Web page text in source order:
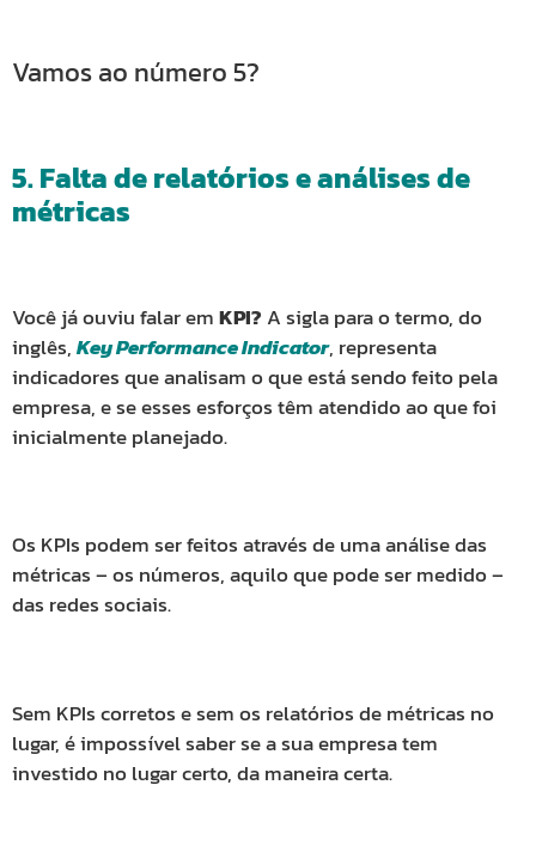
Vamos ao número 5?
5. Falta de relatórios e análises de
métricas
Você já ouviu falar emKPI? A sigla para o termo, do
inglês,Key Performance Indicator, representa
indicadores que analisam o que está sendo feito pela
empresa, e se esses esforços têm atendido ao que foi
inicialmente planejado.
Os KPIs podem ser feitos através de uma análise das
métricas – os números, aquilo que pode ser medido –
das redes sociais.
Sem KPIs corretos e sem os relatórios de métricas no
lugar, é impossível saber se a sua empresa tem
investido no lugar certo, da maneira certa.